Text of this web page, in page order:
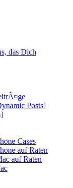
das Dich
Posts]
Cases
auf Raten
auf Raten